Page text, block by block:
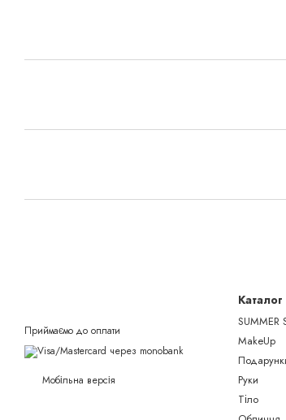
Приймаємо до оплати
Мобільна версія
Каталог
SUMMER
MakeUp
Руки
Тіло